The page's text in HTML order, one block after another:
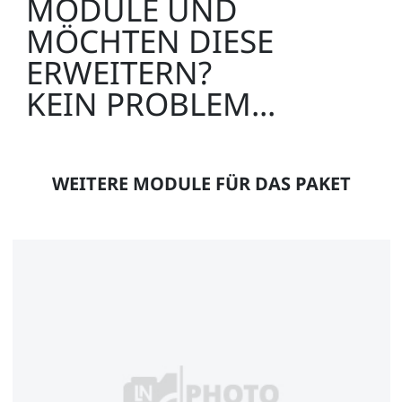
III ~ 1000 V, CAT II / 32A
SO5126-8E
1
MODULE UND
MÖCHTEN DIESE
ERWEITERN?
KEIN PROBLEM...
WEITERE MODULE FÜR DAS PAKET